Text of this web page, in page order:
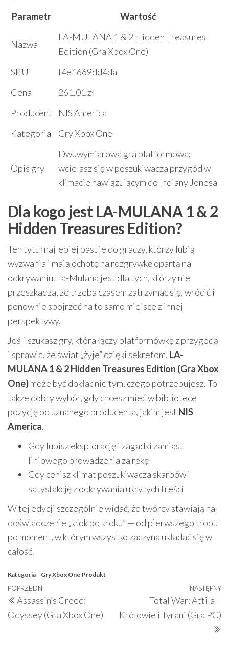
Parametr
Wartość
Nazwa
LA-MULANA 1 & 2 Hidden Treasures
Edition (Gra Xbox One)
SKU
f4e1669dd4da
Cena
261.01 zł
Producent
NIS America
Kategoria
Gry Xbox One
Opis gry
Dwuwymiarowa gra platformowa;
wcielasz się w poszukiwacza przygód w
klimacie nawiązującym do Indiany Jonesa
Dla kogo jest LA-MULANA 1 & 2
Hidden Treasures Edition?
Ten tytuł najlepiej pasuje do graczy, którzy lubią
wyzwania i mają ochotę na rozgrywkę opartą na
odkrywaniu. La-Mulana jest dla tych, którzy nie
przeszkadza, że trzeba czasem zatrzymać się, wrócić i
ponownie spojrzeć na to samo miejsce z innej
perspektywy.
Jeśli szukasz gry, która łączy platformówkę z przygodą
i sprawia, że świat „żyje” dzięki sekretom, LA-
MULANA 1 & 2 Hidden Treasures Edition (Gra Xbox
One)może być dokładnie tym, czego potrzebujesz. To
także dobry wybór, gdy chcesz mieć w bibliotece
pozycję od uznanego producenta, jakim jest NIS
America.
Gdy lubisz eksplorację i zagadki zamiast
liniowego prowadzenia za rękę
Gdy cenisz klimat poszukiwacza skarbów i
satysfakcję z odkrywania ukrytych treści
W tej edycji szczególnie widać, że twórcy stawiają na
doświadczenie „krok po kroku” — od pierwszego tropu
po moment, w którym wszystko zaczyna układać się w
całość.
Kategoria Gry Xbox One Produkt
Nawigacja
wpisu
Poprzedni
wpis
POPRZEDNI
Assassin’s Creed:
Odyssey (Gra Xbox One)
NASTĘPNY
Total War: Attila –
Królowie i Tyrani (Gra PC)